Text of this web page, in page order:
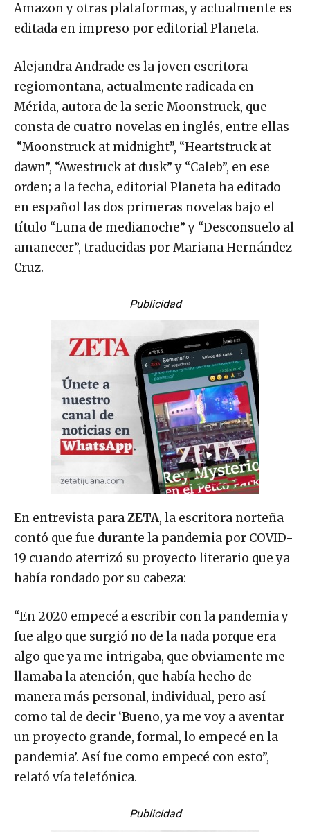
Amazon y otras plataformas, y actualmente es
editada en impreso por editorial Planeta.
Alejandra Andrade es la joven escritora
regiomontana, actualmente radicada en
Mérida, autora de la serie Moonstruck, que
consta de cuatro novelas en inglés, entre ellas
“Moonstruck at midnight”, “Heartstruck at
dawn”, “Awestruck at dusk” y “Caleb”, en ese
orden; a la fecha, editorial Planeta ha editado
en español las dos primeras novelas bajo el
título “Luna de medianoche” y “Desconsuelo al
amanecer”, traducidas por Mariana Hernández
Cruz.
Publicidad
En entrevista paraZETA, la escritora norteña
contó que fue durante la pandemia por COVID-
19 cuando aterrizó su proyecto literario que ya
había rondado por su cabeza:
“En 2020 empecé a escribir con la pandemia y
fue algo que surgió no de la nada porque era
algo que ya me intrigaba, que obviamente me
llamaba la atención, que había hecho de
manera más personal, individual, pero así
como tal de decir ‘Bueno, ya me voy a aventar
un proyecto grande, formal, lo empecé en la
pandemia’. Así fue como empecé con esto”,
relató vía telefónica.
Publicidad